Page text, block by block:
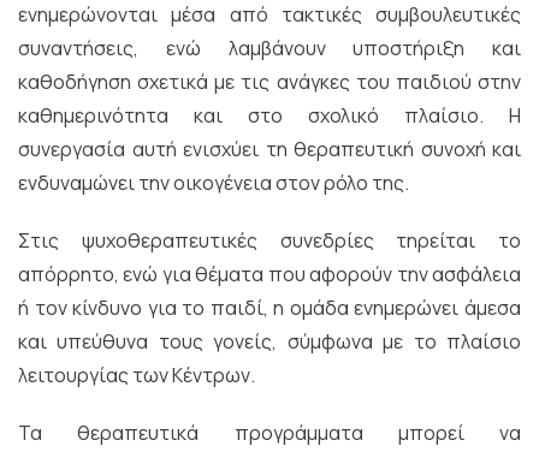
ενημερώνονται μέσα από τακτικές συμβουλευτικές
συναντήσεις, ενώ λαμβάνουν υποστήριξη και
καθοδήγηση σχετικά με τις ανάγκες του παιδιού στην
καθημερινότητα και στο σχολικό πλαίσιο. Η
συνεργασία αυτή ενισχύει τη θεραπευτική συνοχή και
ενδυναμώνει την οικογένεια στον ρόλο της.
Στις ψυχοθεραπευτικές συνεδρίες τηρείται το
απόρρητο, ενώ για θέματα που αφορούν την ασφάλεια
ή τον κίνδυνο για το παιδί, η ομάδα ενημερώνει άμεσα
και υπεύθυνα τους γονείς, σύμφωνα με το πλαίσιο
λειτουργίας των Κέντρων.
Τα θεραπευτικά προγράμματα μπορεί να